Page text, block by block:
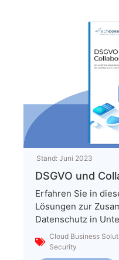
Stand: Juni 2023
DSGVO und
Erfahren Sie in
Lösungen zur
Datenschutz in
Cloud Business
Security